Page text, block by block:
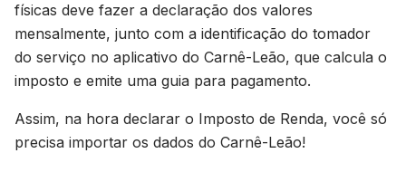
físicas deve fazer a declaração dos valores
mensalmente, junto com a identificação do tomador
do serviço no aplicativo do Carnê-Leão, que calcula o
imposto e emite uma guia para pagamento.
Assim, na hora declarar o Imposto de Renda, você só
precisa importar os dados do Carnê-Leão!